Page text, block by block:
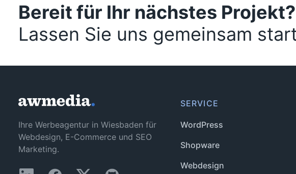
Bereit für Ihr nächstes Projekt?
Lassen Sie uns gemeinsam
Ihre Werbeagentur in Wiesbaden für
Webdesign, E-Commerce und SEO
Marketing.
SERVICE
WordPress
Shopware
Webdesign